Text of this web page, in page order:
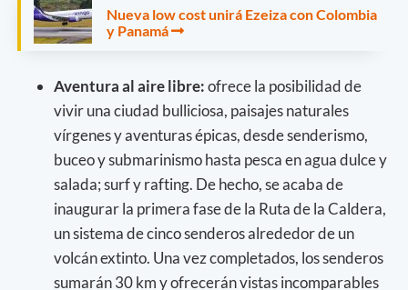
Nueva low cost unirá Ezeiza con Colombia
y Panamá
Aventura al aire libre:ofrece la posibilidad de
vivir una ciudad bulliciosa, paisajes naturales
vírgenes y aventuras épicas, desde senderismo,
buceo y submarinismo hasta pesca en agua dulce y
salada; surf y rafting. De hecho, se acaba de
inaugurar la primera fase de la Ruta de la Caldera,
un sistema de cinco senderos alrededor de un
volcán extinto. Una vez completados, los senderos
sumarán 30 km y ofrecerán vistas incomparables